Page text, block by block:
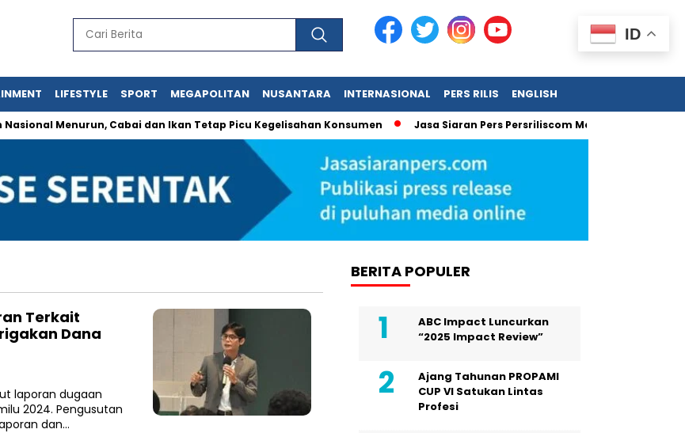
LIFESTYLE SPORT MEGAPOLITAN NUSANTARA INTERNASIONAL PERS RILIS ENGLISH
Menurun, Cabai dan Ikan Tetap Picu Kegelisahan Konsumen Jasa Siaran Pers Persriliscom Melayani Publikasi ke
Terkait
Dana
laporan dugaan
2024. Pengusutan
dan…
BERITA POPULER
ABC Impact Luncurkan
“2025 Impact Review”
Ajang Tahunan PROPAMI
CUP VI Satukan Lintas
Profesi
ID